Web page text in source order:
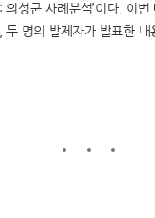
의성군 사례분석’이다. 이
두 명의 발제자가 발표한